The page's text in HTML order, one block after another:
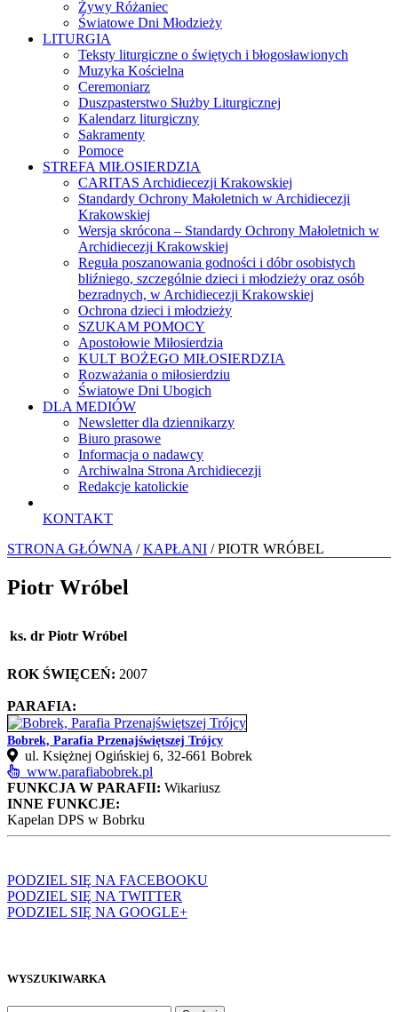
Żywy Różaniec
Światowe Dni Młodzieży
LITURGIA
Teksty liturgiczne o świętych i błogosławionych
Muzyka Kościelna
Ceremoniarz
Duszpasterstwo Służby Liturgicznej
Kalendarz liturgiczny
Sakramenty
Pomoce
STREFA MIŁOSIERDZIA
CARITAS Archidiecezji Krakowskiej
Standardy Ochrony Małoletnich w Archidiecezji
Krakowskiej
Wersja skrócona – Standardy Ochrony Małoletnich w
Archidiecezji Krakowskiej
Reguła poszanowania godności i dóbr osobistych
bliźniego, szczególnie dzieci i młodzieży oraz osób
bezradnych, w Archidiecezji Krakowskiej
Ochrona dzieci i młodzieży
SZUKAM POMOCY
Apostołowie Miłosierdzia
KULT BOŻEGO MIŁOSIERDZIA
Rozważania o miłosierdziu
Światowe Dni Ubogich
DLA MEDIÓW
Newsletter dla dziennikarzy
Biuro prasowe
Informacja o nadawcy
Archiwalna Strona Archidiecezji
Redakcje katolickie
KONTAKT
STRONA GŁÓWNA /KAPŁANI / PIOTR WRÓBEL
Piotr Wróbel
ks. dr Piotr Wróbel
ROK ŚWIĘCEŃ: 2007
PARAFIA:
Bobrek, Parafia Przenajświętszej Trójcy
ul. Księżnej Ogińskiej 6, 32-661 Bobrek
www.parafiabobrek.pl
FUNKCJA W PARAFII: Wikariusz
INNE FUNKCJE:
Kapelan DPS w Bobrku
PODZIEL SIĘ NA FACEBOOKU
PODZIEL SIĘ NA TWITTER
PODZIEL SIĘ NA GOOGLE+
WYSZUKIWARKA